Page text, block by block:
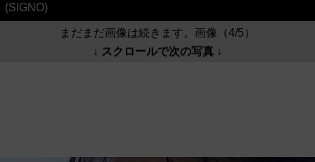
(SIGNO)
まだまだ画像は続きます。画像（4/5）
↓ スクロールで次の写真 ↓